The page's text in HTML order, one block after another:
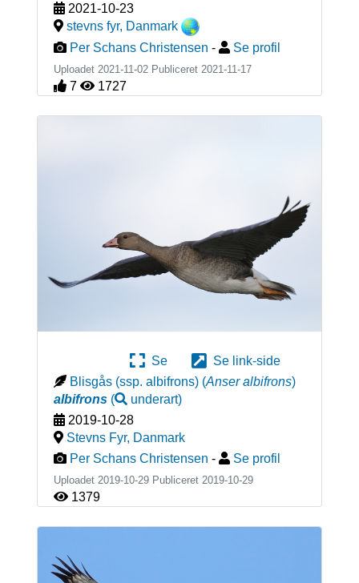
2021-10-23
stevns fyr, Danmark
Per Schans Christensen - Se profil
Uploadet 2021-11-02 Publiceret 2021-11-17
7 1727
Se
Se link-side
Blisgås (ssp. albifrons) (Anser albifrons)
albifrons( underart)
2019-10-28
Stevns Fyr, Danmark
Per Schans Christensen - Se profil
Uploadet 2019-10-29 Publiceret 2019-10-29
1379